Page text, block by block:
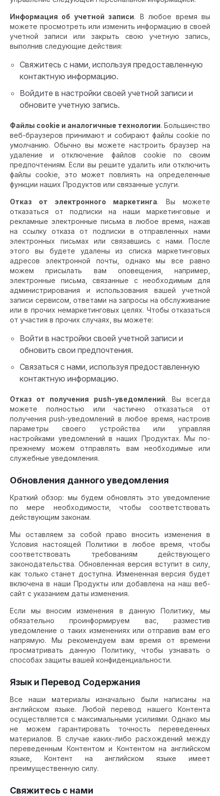
Информация об учетной записи. В любое время вы
можете просмотреть или изменить информацию в своей
учетной записи или закрыть свою учетную запись,
выполнив следующие действия:
Свяжитесь с нами, используя предоставленную
контактную информацию.
Войдите в настройки своей учетной записи и
обновите учетную запись.
Файлы cookie и аналогичные технологии. Большинство
веб-браузеров принимают и собирают файлы cookie по
умолчанию. Обычно вы можете настроить браузер на
удаление и отключение файлов cookie по своим
предпочтениям. Если вы решите удалить или отключить
файлы cookie, это может повлиять на определенные
функции наших Продуктов или связанные услуги.
Отказ от электронного маркетинга. Вы можете
отказаться от подписки на наши маркетинговые и
рекламные электронные письма в любое время, нажав
на ссылку отказа от подписки в отправленных нами
электронных письмах или связавшись с нами. После
этого вы будете удалены из списка маркетинговых
адресов электронной почты, однако мы все равно
можем присылать вам оповещения, например,
электронные письма, связанные с необходимым для
администрирования и использования вашей учетной
записи сервисом, ответами на запросы на обслуживание
или в прочих немаркетинговых целях. Чтобы отказаться
от участия в прочих случаях, вы можете:
Войти в настройки своей учетной записи и
обновить свои предпочтения.
Связаться с нами, используя предоставленную
контактную информацию.
Отказ от получения push-уведомлений. Вы всегда
можете полностью или частично отказаться от
получения push-уведомлений в любое время, настроив
параметры своего устройства или управляя
настройками уведомлений в наших Продуктах. Мы по-
прежнему можем отправлять вам необходимые или
служебные уведомления.
Обновления данного уведомления
Краткий обзор: мы будем обновлять это уведомление
по мере необходимости, чтобы соответствовать
действующим законам.
Мы оставляем за собой право вносить изменения в
Условия настоящей Политики в любое время, чтобы
соответствовать требованиям действующего
законодательства. Обновленная версия вступит в силу,
как только станет доступна. Измененная версия будет
включена в наши Продукты или добавлена на наш веб-
сайт с указанием даты изменения.
Если мы вносим изменения в данную Политику, мы
обязательно проинформируем вас, разместив
уведомление о таких изменениях или отправив вам его
напрямую. Мы рекомендуем вам время от времени
просматривать данную Политику, чтобы узнавать о
способах защиты вашей конфиденциальности.
Язык и Перевод Содержания
Все наши материалы изначально были написаны на
английском языке. Любой перевод нашего Контента
осуществляется с максимальными усилиями. Однако мы
не можем гарантировать точность переведенных
материалов. В случае каких-либо расхождений между
переведенным Контентом и Контентом на английском
языке, Контент на английском языке имеет
преимущественную силу.
Свяжитесь с нами